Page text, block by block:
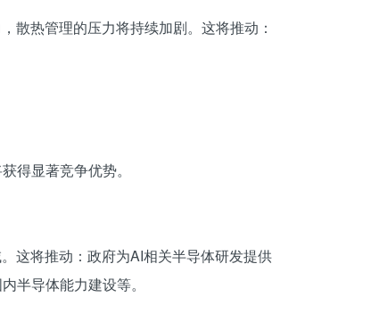
散热管理的压力将持续加剧。这将推动：
得显著竞争优势。
这将推动：政府为AI相关半导体研发提供
半导体能力建设等。